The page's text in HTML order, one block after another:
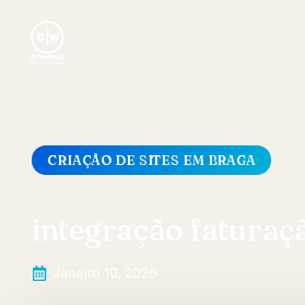
CRIAÇÃO DE SITES EM BRAGA